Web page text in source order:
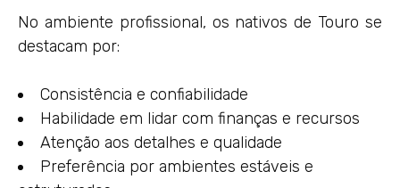
No ambiente profissional, os nativos de Touro se
destacam por:
Consistência e confiabilidade
Habilidade em lidar com finanças e recursos
Atenção aos detalhes e qualidade
Preferência por ambientes estáveis e